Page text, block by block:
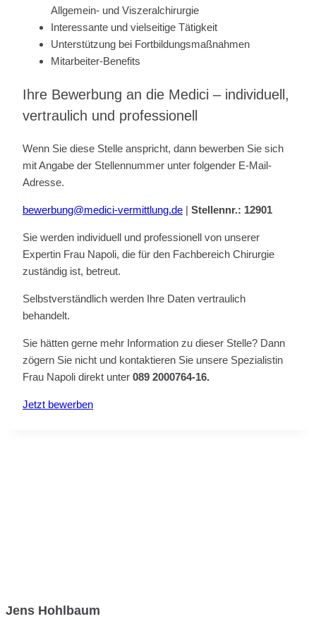
Allgemein- und Viszeralchirurgie
Interessante und vielseitige Tätigkeit
Unterstützung bei Fortbildungsmaßnahmen
Mitarbeiter-Benefits
Ihre Bewerbung an die Medici – individuell,
vertraulich und professionell
Wenn Sie diese Stelle anspricht, dann bewerben Sie sich
mit Angabe der Stellennummer unter folgender E-Mail-
Adresse.
bewerbung@medici-vermittlung.de | Stellennr.: 12901
Sie werden individuell und professionell von unserer
Expertin Frau Napoli, die für den Fachbereich Chirurgie
zuständig ist, betreut.
Selbstverständlich werden Ihre Daten vertraulich
behandelt.
Sie hätten gerne mehr Information zu dieser Stelle? Dann
zögern Sie nicht und kontaktieren Sie unsere Spezialistin
Frau Napoli direkt unter 089 2000764-16.
Jetzt bewerben
Jens Hohlbaum